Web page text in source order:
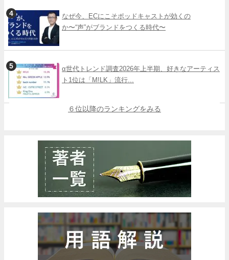
なぜ今、ECにこそポッドキャストが効くの
か〜“声”がブランドをつくる時代〜
α世代トレンド調査2026年上半期、好きなアーティス
ト1位は「M!LK」流行...
６位以降のランキングをみる